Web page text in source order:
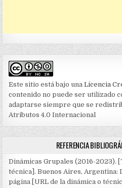
Este sitio está bajo unaLicencia
contenido no puede ser utilizado
adaptarse siempre que se
Atributos 4.0 Internacional
REFERENCIA
Dinámicas Grupales (2016-2023).
técnica]. Buenos Aires, Argentina:
página [URL de la dinámica o